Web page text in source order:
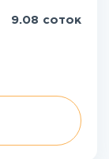
9.08 соток